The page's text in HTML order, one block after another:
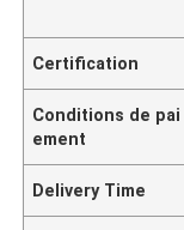
Certification
Conditions de pai
ement
Delivery Time